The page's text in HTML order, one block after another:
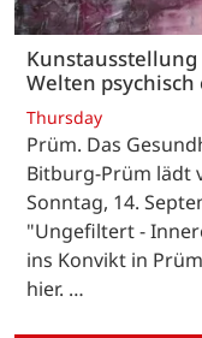
Welten
Thursday
Prüm. Das
Bitburg-Prüm lädt
Sonntag, 14.
"Ungefiltert -
ins Konvikt in
hier. …